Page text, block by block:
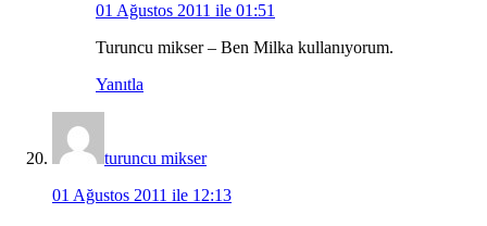
01 Ağustos 2011 ile 01:51
Turuncu mikser – Ben Milka kullanıyorum.
Yanıtla
turuncu mikser
01 Ağustos 2011 ile 12:13